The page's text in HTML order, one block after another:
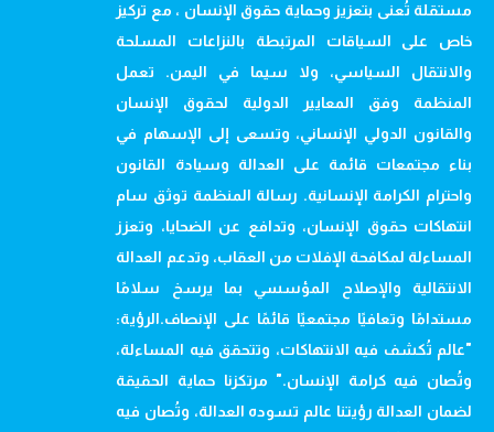
مستقلة تُعنى بتعزيز وحماية حقوق الإنسان ، مع تركيز
خاص على السياقات المرتبطة بالنزاعات المسلحة
والانتقال السياسي، ولا سيما في اليمن. تعمل
المنظمة وفق المعايير الدولية لحقوق الإنسان
والقانون الدولي الإنساني، وتسعى إلى الإسهام في
بناء مجتمعات قائمة على العدالة وسيادة القانون
واحترام الكرامة الإنسانية. رسالة المنظمة توثق سام
انتهاكات حقوق الإنسان، وتدافع عن الضحايا، وتعزز
المساءلة لمكافحة الإفلات من العقاب، وتدعم العدالة
الانتقالية والإصلاح المؤسسي بما يرسخ سلامًا
مستدامًا وتعافيًا مجتمعيًا قائمًا على الإنصاف.الرؤية:
"عالم تُكشف فيه الانتهاكات، وتتحقق فيه المساءلة،
وتُصان فيه كرامة الإنسان." مرتكزنا حماية الحقيقة
لضمان العدالة رؤيتنا عالم تسوده العدالة، وتُصان فيه